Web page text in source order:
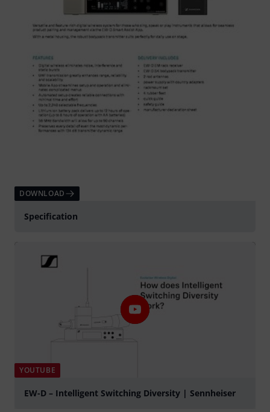
DOWNLOAD
Specification
YOUTUBE
EW-D – Intelligent Switching Diversity | Sennheiser